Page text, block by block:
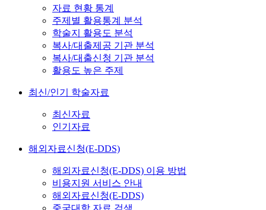
자료 현황 통계
주제별 활용통계 분석
학술지 활용도 분석
복사/대출제공 기관 분석
복사/대출신청 기관 분석
활용도 높은 주제
최신/인기 학술자료
최신자료
인기자료
해외자료신청(E-DDS)
해외자료신청(E-DDS) 이용 방법
비용지원 서비스 안내
해외자료신청(E-DDS)
중국대학 자료 검색